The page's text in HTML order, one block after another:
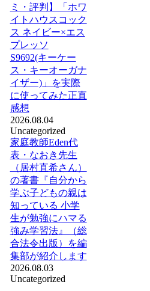
ミ・評判】「ホワ
イトハウスコック
ス ネイビー×エス
プレッソ
S9692(キーケー
ス・キーオーガナ
イザー)」を実際
に使ってみた正直
感想
2026.08.04
Uncategorized
家庭教師Eden代
表・なおき先生
（居村直希さん）
の著書『自分から
学ぶ子どもの親は
知っている 小学
生が勉強にハマる
強み学習法』（総
合法令出版）を編
集部が紹介します
2026.08.03
Uncategorized